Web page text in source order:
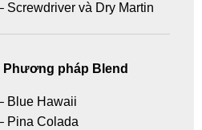
Screwdriver và Dry Martin
Phương pháp Blend
Blue Hawaii
Pina Colada